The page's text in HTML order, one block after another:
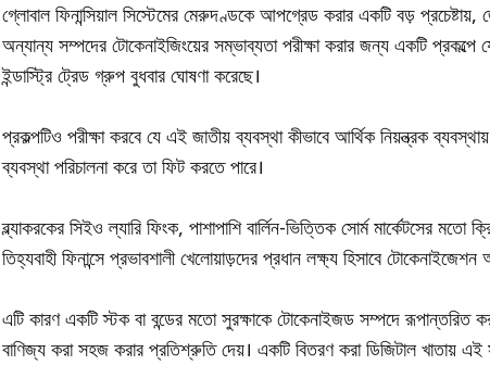
গ্লোবাল ফিনান্সিয়াল সিস্টেমের মেরুদণ্ডকে আপগ্রেড করার একটি বড়
অন্যান্য সম্পদের টোকেনাইজিংয়ের সম্ভাব্যতা পরীক্ষা করার জন্য একটি
ইন্ডাস্ট্রি ট্রেড গ্রুপ বুধবার ঘোষণা করেছে।
প্রকল্পটিও পরীক্ষা করবে যে এই জাতীয় ব্যবস্থা কীভাবে আর্থিক নিয়ন্ত্রক
ব্যবস্থা পরিচালনা করে তা ফিট করতে পারে।
ব্ল্যাকরকের সিইও ল্যারি ফিংক, পাশাপাশি বার্লিন-ভিত্তিক সোর্ম মার্কেটসের
তিহ্যবাহী ফিনান্সে প্রভাবশালী খেলোয়াড়দের প্রধান লক্ষ্য হিসাবে
এটি কারণ একটি স্টক বা বন্ডের মতো সুরক্ষাকে টোকেনাইজড সম্পদে রূপান্তরিত
বাণিজ্য করা সহজ করার প্রতিশ্রুতি দেয়। একটি বিতরণ করা ডিজিটাল খাতায় এই